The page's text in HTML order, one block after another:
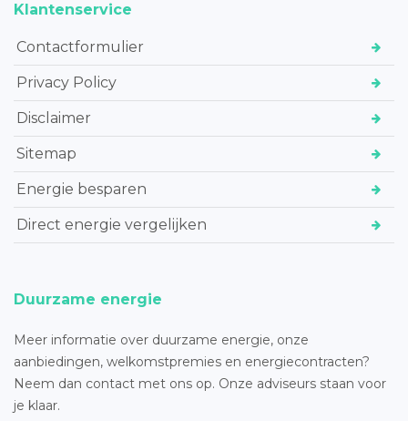
Klantenservice
Contactformulier
Privacy Policy
Disclaimer
Sitemap
Energie besparen
Direct energie vergelijken
Duurzame energie
Meer informatie over duurzame energie, onze
aanbiedingen, welkomstpremies en energiecontracten?
Neem dan contact met ons op. Onze adviseurs staan voor
je klaar.